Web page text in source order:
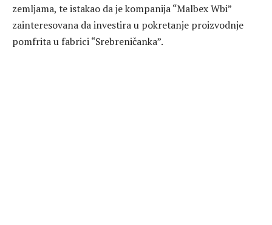
zemljama, te istakao da je kompanija “Malbex Wbi”
zainteresovana da investira u pokretanje proizvodnje
pomfrita u fabrici “Srebreničanka”.